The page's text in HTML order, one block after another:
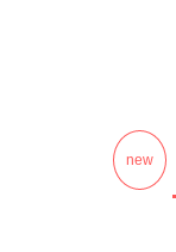
new